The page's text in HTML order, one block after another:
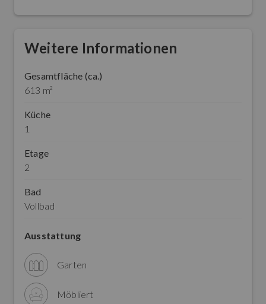
Weitere Informationen
Gesamtfläche (ca.)
613 m²
Küche
1
Etage
2
Bad
Vollbad
Ausstattung
Garten
Möbliert